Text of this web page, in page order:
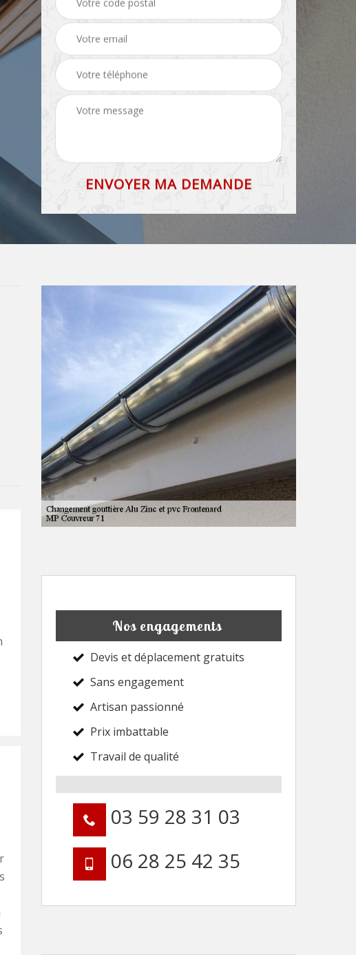
Nos engagements
Devis et déplacement gratuits
Sans engagement
Artisan passionné
Prix imbattable
Travail de qualité
03 59 28 31 03
06 28 25 42 35